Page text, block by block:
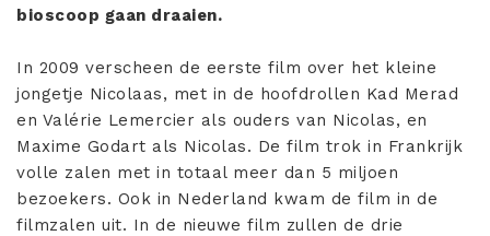
bioscoop gaan draaien.
In 2009 verscheen de eerste film over het kleine
jongetje Nicolaas, met in de hoofdrollen Kad Merad
en Valérie Lemercier als ouders van Nicolas, en
Maxime Godart als Nicolas. De film trok in Frankrijk
volle zalen met in totaal meer dan 5 miljoen
bezoekers. Ook in Nederland kwam de film in de
filmzalen uit. In de nieuwe film zullen de drie